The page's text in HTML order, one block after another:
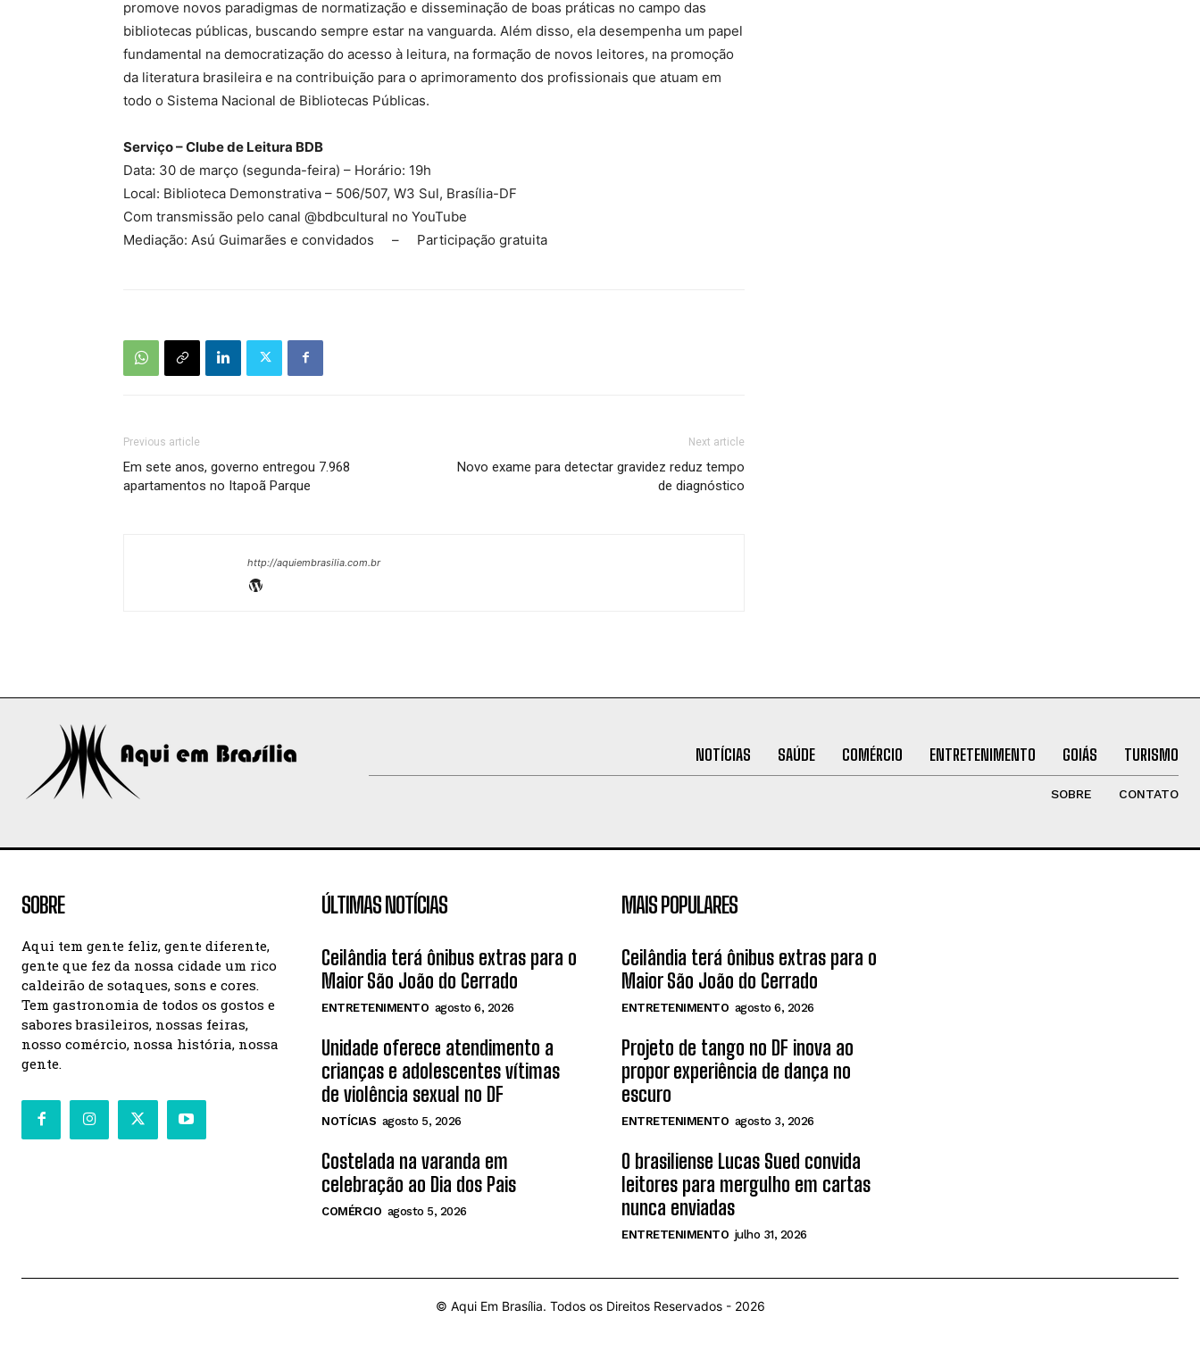
promove novos paradigmas de normatização e disseminação de boas práticas no campo das
bibliotecas públicas, buscando sempre estar na vanguarda. Além disso, ela desempenha um papel
fundamental na democratização do acesso à leitura, na formação de novos leitores, na promoção
da literatura brasileira e na contribuição para o aprimoramento dos profissionais que atuam em
todo o Sistema Nacional de Bibliotecas Públicas.
Serviço – Clube de Leitura BDB
Data: 30 de março (segunda-feira) – Horário: 19h
Local: Biblioteca Demonstrativa – 506/507, W3 Sul, Brasília-DF
Com transmissão pelo canal @bdbcultural no YouTube
Mediação: Asú Guimarães e convidados – Participação gratuita
Previous article
Em sete anos, governo entregou 7.968
apartamentos no Itapoã Parque
Next article
Novo exame para detectar gravidez reduz tempo
de diagnóstico
http://aquiembrasilia.com.br
NOTÍCIAS SAÚDE COMÉRCIO ENTRETENIMENTO GOIÁS TURISMO
SOBRE CONTATO
SOBRE
Aqui tem gente feliz, gente diferente,
gente que fez da nossa cidade um rico
caldeirão de sotaques, sons e cores.
Tem gastronomia de todos os gostos e
sabores brasileiros, nossas feiras,
nosso comércio, nossa história, nossa
gente.
ÚLTIMAS NOTÍCIAS
Ceilândia terá ônibus extras para o
Maior São João do Cerrado
ENTRETENIMENTO agosto 6, 2026
Unidade oferece atendimento a
crianças e adolescentes vítimas
de violência sexual no DF
NOTÍCIAS agosto 5, 2026
Costelada na varanda em
celebração ao Dia dos Pais
COMÉRCIO agosto 5, 2026
MAIS POPULARES
Ceilândia terá ônibus extras para o
Maior São João do Cerrado
ENTRETENIMENTO agosto 6, 2026
Projeto de tango no DF inova ao
propor experiência de dança no
escuro
ENTRETENIMENTO agosto 3, 2026
O brasiliense Lucas Sued convida
leitores para mergulho em cartas
nunca enviadas
ENTRETENIMENTO julho 31, 2026
© Aqui Em Brasília. Todos os Direitos Reservados - 2026